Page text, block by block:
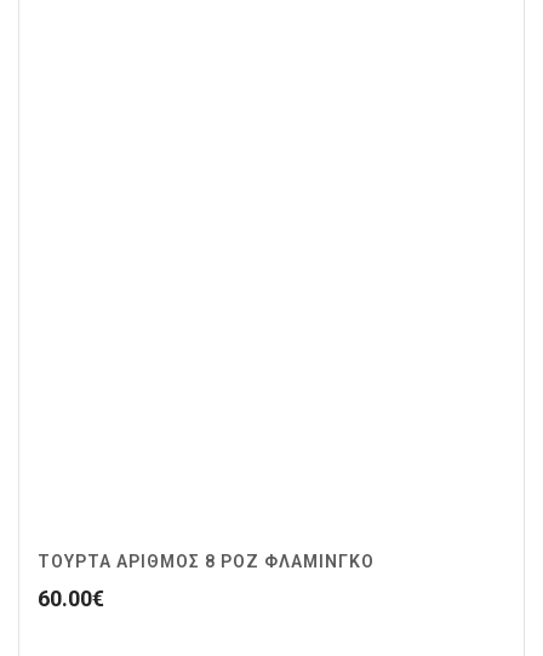
ΤΟΥΡΤΑ ΑΡΙΘΜΟΣ 8 ΡΟΖ ΦΛΑΜΙΝΓΚΟ
60.00€